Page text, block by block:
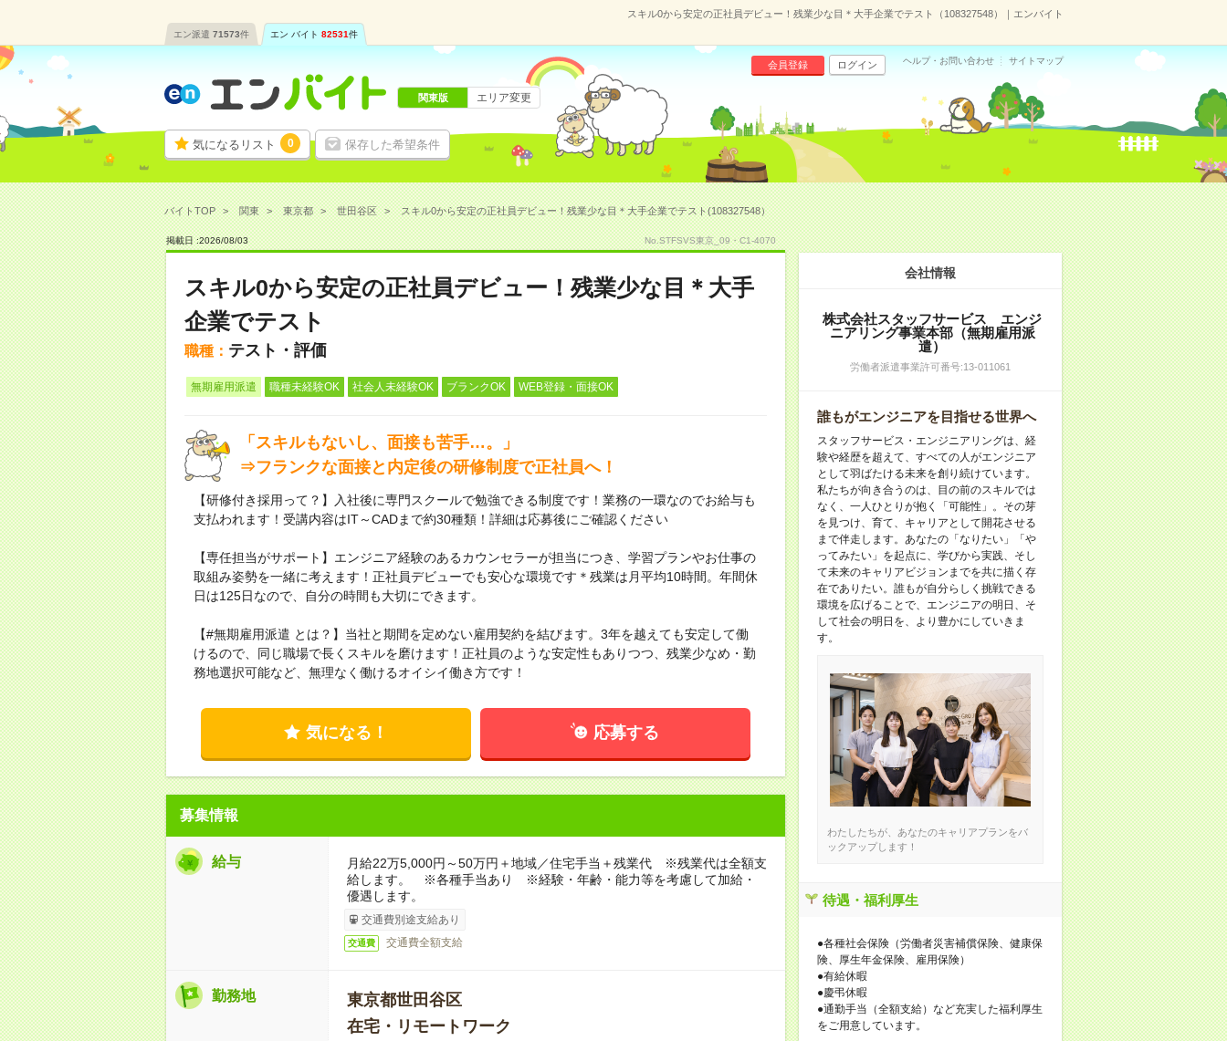
スキル0から安定の正社員デビュー！残業少な目＊大手企業でテスト（108327548）｜エンバイト
エン派遣 71573件 エン バイト 82531件
気になるリスト 0 保存した希望条件
会員登録 ログイン ヘルプ・お問い合わせ サイトマップ
関東版 エリア変更
バイトTOP 関東 東京都 世田谷区 スキル0から安定の正社員デビュー！残業少な目＊大手企業でテスト(108327548）
掲載日 :2026/08/03 No.STFSVS東京_09・C1-4070
スキル0から安定の正社員デビュー！残業少な目＊大手
企業でテスト
職種： テスト・評価
無期雇用派遣 職種未経験OK 社会人未経験OK ブランクOK WEB登録・面接OK
「スキルもないし、面接も苦手…。」
⇒フランクな面接と内定後の研修制度で正社員へ！
【研修付き採用って？】入社後に専門スクールで勉強できる制度です！業務の一環なのでお給与も
支払われます！受講内容はIT～CADまで約30種類！詳細は応募後にご確認ください
【専任担当がサポート】エンジニア経験のあるカウンセラーが担当につき、学習プランやお仕事の
取組み姿勢を一緒に考えます！正社員デビューでも安心な環境です＊残業は月平均10時間。年間休
日は125日なので、自分の時間も大切にできます。
【#無期雇用派遣 とは？】当社と期間を定めない雇用契約を結びます。3年を越えても安定して働
けるので、同じ職場で長くスキルを磨けます！正社員のような安定性もありつつ、残業少なめ・勤
務地選択可能など、無理なく働けるオイシイ働き方です！
気になる！ 応募する
募集情報
給与
月給22万5,000円～50万円＋地域／住宅手当＋残業代 ※残業代は全額支
給します。 ※各種手当あり ※経験・年齢・能力等を考慮して加給・
優遇します。
交通費別途支給あり
交通費 交通費全額支給
勤務地
東京都世田谷区
在宅・リモートワーク
会社情報
株式会社スタッフサービス エンジ
ニアリング事業本部（無期雇用派
遣）
労働者派遣事業許可番号:13-011061
誰もがエンジニアを目指せる世界へ
スタッフサービス・エンジニアリングは、経
験や経歴を超えて、すべての人がエンジニア
として羽ばたける未来を創り続けています。
私たちが向き合うのは、目の前のスキルでは
なく、一人ひとりが抱く「可能性」。その芽
を見つけ、育て、キャリアとして開花させる
まで伴走します。あなたの「なりたい」「や
ってみたい」を起点に、学びから実践、そし
て未来のキャリアビジョンまでを共に描く存
在でありたい。誰もが自分らしく挑戦できる
環境を広げることで、エンジニアの明日、そ
して社会の明日を、より豊かにしていきま
す。
わたしたちが、あなたのキャリアプランをバ
ックアップします！
待遇・福利厚生
●各種社会保険（労働者災害補償保険、健康保
険、厚生年金保険、雇用保険）
●有給休暇
●慶弔休暇
●通勤手当（全額支給）など充実した福利厚生
をご用意しています。